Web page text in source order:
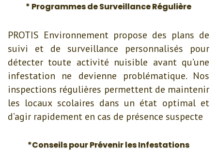
* Programmes de Surveillance Régulière
PROTIS Environnement propose des plans de
suivi et de surveillance personnalisés pour
détecter toute activité nuisible avant qu’une
infestation ne devienne problématique. Nos
inspections régulières permettent de maintenir
les locaux scolaires dans un état optimal et
d’agir rapidement en cas de présence suspecte
*Conseils pour Prévenir les Infestations